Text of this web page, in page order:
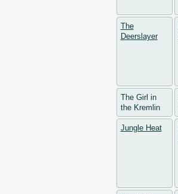
The
Deerslayer
The Girl in
the Kremlin
Jungle Heat